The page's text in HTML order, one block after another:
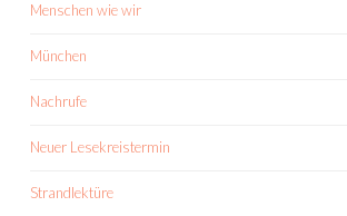
Menschen wie wir
München
Nachrufe
Neuer Lesekreistermin
Strandlektüre